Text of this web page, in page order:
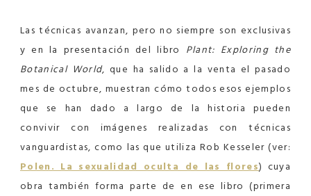
Las técnicas avanzan, pero no siempre son exclusivas
y en la presentación del libro Plant: Exploring the
Botanical World, que ha salido a la venta el pasado
mes de octubre, muestran cómo todos esos ejemplos
que se han dado a largo de la historia pueden
convivir con imágenes realizadas con técnicas
vanguardistas, como las que utiliza Rob Kesseler (ver:
Polen. La sexualidad oculta de las flores) cuya
obra también forma parte de en ese libro (primera